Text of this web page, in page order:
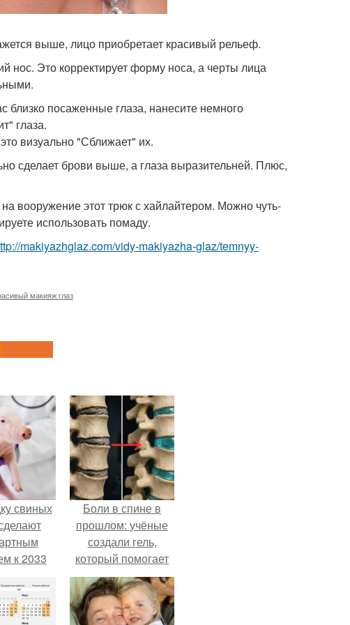
выше, лицо приобретает красивый рельеф.
нос. Это корректирует форму носа, а черты лица
близко посаженные глаза, нанесите немного
глаза.
визуально "Сближает" их.
сделает брови выше, а глаза выразительней. Плюс,
вооружение этот трюк с хайлайтером. Можно чуть-
использовать помаду.
makiyazhglaz.com/vidy-makiyazha-glaz/temnyy-
макияж глаз
свиных
к 2033
Боли в спине в
прошлом: учёные
создали гель,
который помогает
восстанавливать
межпозвоночные
диски.